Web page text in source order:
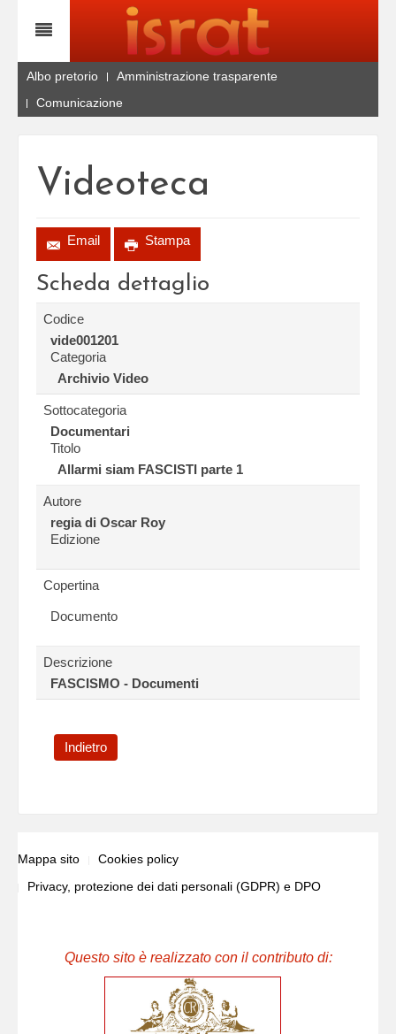
Albo pretorio
Amministrazione trasparente
Comunicazione
Videoteca
Email Stampa
Scheda dettaglio
Codice
vide001201
Categoria
Archivio Video
Sottocategoria
Documentari
Titolo
Allarmi siam FASCISTI parte 1
Autore
regia di Oscar Roy
Edizione
Copertina
Documento
Descrizione
FASCISMO - Documenti
Indietro
Mappa sito
Cookies policy
Privacy, protezione dei dati personali (GDPR) e DPO
Questo sito è realizzato con il contributo di: